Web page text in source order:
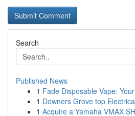
Search
Published News
1 Fade Disposable Vape:
1 Downers Grove top
1 Acquire a Yamaha VMAX